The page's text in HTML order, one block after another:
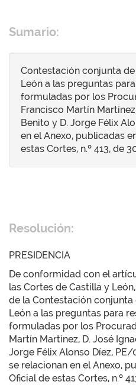
Sumario:
Contestación conjunta
León a las preguntas
formuladas por los
Francisco Martín
Benito y D. Jorge Félix
en el Anexo, publicadas
estas Cortes, n.º 413, de
Resolución:
PRESIDENCIA
De conformidad con el
las Cortes de Castilla y
de la Contestación
León a las preguntas para
formuladas por los
Martín Martínez, D. José
Jorge Félix Alonso Díez,
se relacionan en el Anexo,
Oficial de estas Cortes, n.º